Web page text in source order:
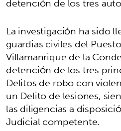
La investigación ha sido
guardias civiles del
Villamanrique de la
detención de los tres
Delitos de robo con
un Delito de lesiones,
las diligencias a
Judicial competente.